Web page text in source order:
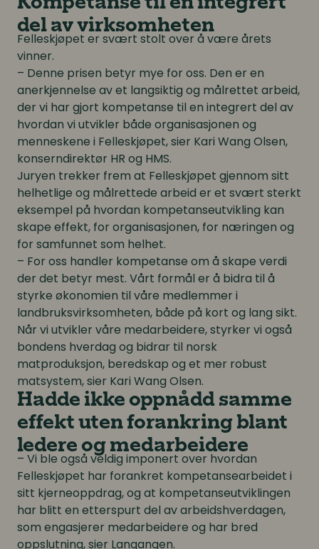
del av virksomheten
Felleskjøpet er svært stolt over å være årets
vinner.
– Denne prisen betyr mye for oss. Den er en
anerkjennelse av et langsiktig og målrettet arbeid,
der vi har gjort kompetanse til en integrert del av
hvordan vi utvikler både organisasjonen og
menneskene i Felleskjøpet, sier Kari Wang Olsen,
konserndirektør HR og HMS.
Juryen trekker frem at Felleskjøpet gjennom sitt
helhetlige og målrettede arbeid er et svært sterkt
eksempel på hvordan kompetanseutvikling kan
skape effekt, for organisasjonen, for næringen og
for samfunnet som helhet.
– For oss handler kompetanse om å skape verdi
der det betyr mest. Vårt formål er å bidra til å
styrke økonomien til våre medlemmer i
landbruksvirksomheten, både på kort og lang sikt.
Når vi utvikler våre medarbeidere, styrker vi også
bondens hverdag og bidrar til norsk
matproduksjon, beredskap og et mer robust
matsystem, sier Kari Wang Olsen.
Hadde ikke oppnådd samme
effekt uten forankring blant
ledere og medarbeidere
– Vi ble også veldig imponert over hvordan
Felleskjøpet har forankret kompetansearbeidet i
sitt kjerneoppdrag, og at kompetanseutviklingen
har blitt en etterspurt del av arbeidshverdagen,
som engasjerer medarbeidere og har bred
oppslutning, sier Langangen.